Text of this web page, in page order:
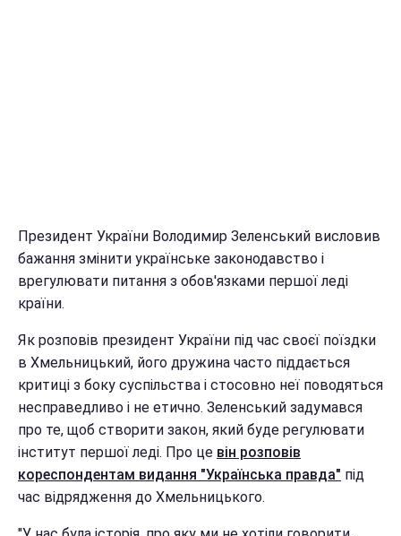
Президент України Володимир Зеленський висловив
бажання змінити українське законодавство і
врегулювати питання з обов'язками першої леді
країни.
Як розповів президент України під час своєї поїздки
в Хмельницький, його дружина часто піддається
критиці з боку суспільства і стосовно неї поводяться
несправедливо і не етично. Зеленський задумався
про те, щоб створити закон, який буде регулювати
інститут першої леді. Про це він розповів
кореспондентам видання "Українська правда" під
час відрядження до Хмельницького.